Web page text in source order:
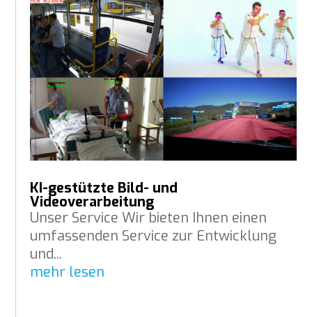
KI-gestützte Bild- und
Videoverarbeitung
Unser Service Wir bieten Ihnen einen
umfassenden Service zur Entwicklung
und...
mehr lesen